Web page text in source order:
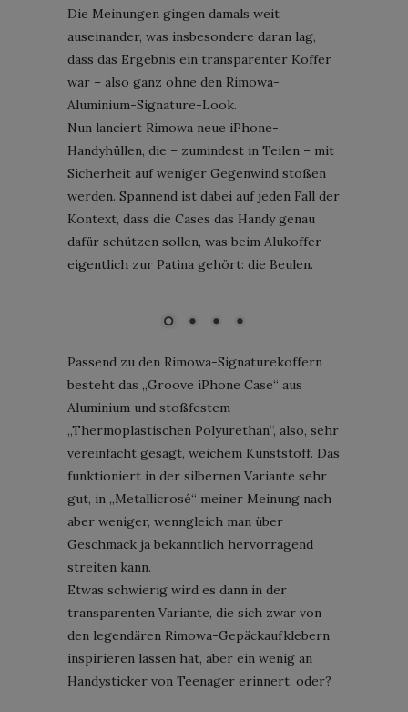
Die Meinungen gingen damals weit
auseinander, was insbesondere daran lag,
dass das Ergebnis ein transparenter Koffer
war – also ganz ohne den Rimowa-
Aluminium-Signature-Look.
Nun lanciert Rimowa neue iPhone-
Handyhüllen, die – zumindest in Teilen – mit
Sicherheit auf weniger Gegenwind stoßen
werden. Spannend ist dabei auf jeden Fall der
Kontext, dass die Cases das Handy genau
dafür schützen sollen, was beim Alukoffer
eigentlich zur Patina gehört: die Beulen.
Passend zu den Rimowa-Signaturekoffern
besteht das „Groove iPhone Case“ aus
Aluminium und stoßfestem
„Thermoplastischen Polyurethan“, also, sehr
vereinfacht gesagt, weichem Kunststoff. Das
funktioniert in der silbernen Variante sehr
gut, in „Metallicrosé“ meiner Meinung nach
aber weniger, wenngleich man über
Geschmack ja bekanntlich hervorragend
streiten kann.
Etwas schwierig wird es dann in der
transparenten Variante, die sich zwar von
den legendären Rimowa-Gepäckaufklebern
inspirieren lassen hat, aber ein wenig an
Handysticker von Teenager erinnert, oder?